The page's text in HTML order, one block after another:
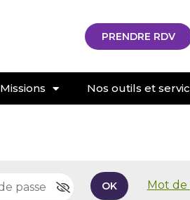
PRENDRE RDV
Missions Nos outils et
OK Mot de